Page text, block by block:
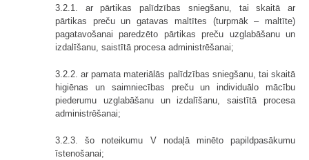
3.2.1. ar pārtikas palīdzības sniegšanu, tai skaitā ar
pārtikas preču un gatavas maltītes (turpmāk – maltīte)
pagatavošanai paredzēto pārtikas preču uzglabāšanu un
izdalīšanu, saistītā procesa administrēšanai;
3.2.2. ar pamata materiālās palīdzības sniegšanu, tai skaitā
higiēnas un saimniecības preču un individuālo mācību
piederumu uzglabāšanu un izdalīšanu, saistītā procesa
administrēšanai;
3.2.3. šo noteikumu V nodaļā minēto papildpasākumu
īstenošanai;